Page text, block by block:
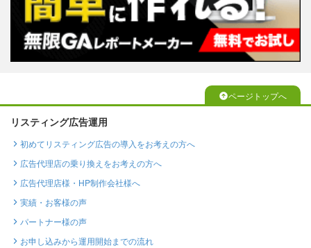
ページトップへ
リスティング広告運用
初めてリスティング広告の導入をお考えの方へ
広告代理店の乗り換えをお考えの方へ
広告代理店様・HP制作会社様へ
実績・お客様の声
パートナー様の声
お申し込みから運用開始までの流れ